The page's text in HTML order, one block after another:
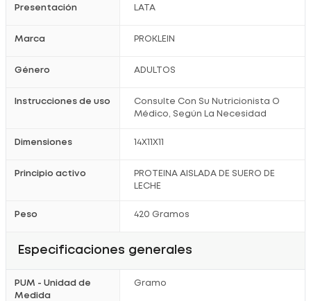
Presentación LATA
Marca PROKLEIN
Género ADULTOS
Instrucciones de uso
Consulte Con Su Nutricionista O
Médico, Según La Necesidad
Dimensiones 14X11X11
Principio activo
PROTEINA AISLADA DE SUERO DE
LECHE
Peso 420 Gramos
Especificaciones generales
PUM - Unidad de
Medida
Gramo